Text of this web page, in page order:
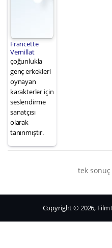
Francette
Vernillat
çoğunlukla
genç erkekleri
oynayan
karakterler için
seslendirme
sanatçısı
olarak
tanınmıştır.
tek
Copyright © 2026, Film